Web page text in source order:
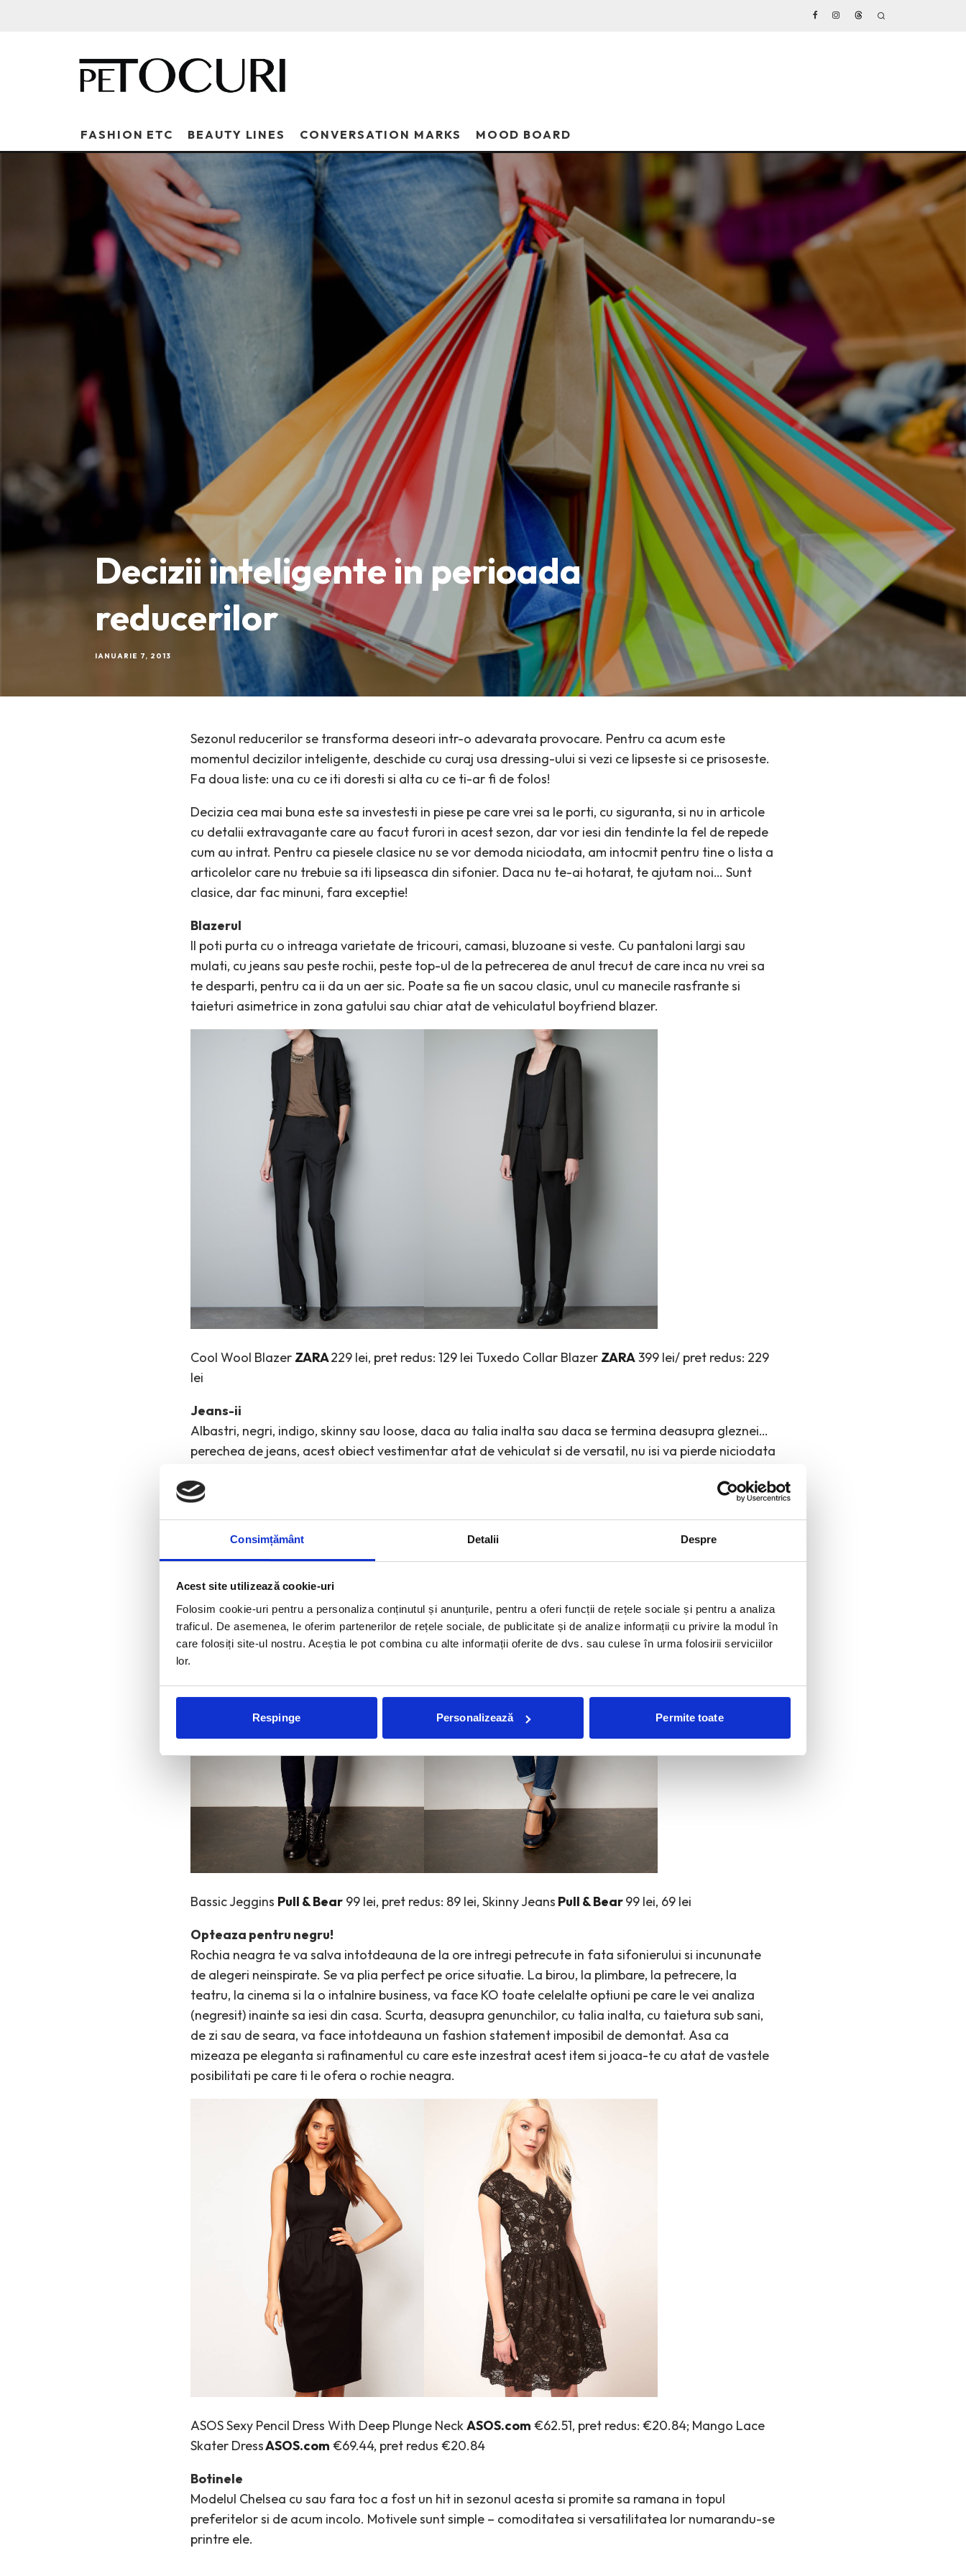
Consimțământ Detalii Despre
Acest site utilizează cookie-uri
Folosim cookie-uri pentru a personaliza conținutul și anunțurile, pentru a oferi funcții de rețele sociale și pentru a analiza
traficul. De asemenea, le oferim partenerilor de rețele sociale, de publicitate și de analize informații cu privire la modul în
care folosiți site-ul nostru. Aceștia le pot combina cu alte informații oferite de dvs. sau culese în urma folosirii serviciilor
lor.
Respinge Personalizează Permite toate
FASHION ETC BEAUTY LINES CONVERSATION MARKS MOOD BOARD
Decizii inteligente in perioada
reducerilor
IANUARIE 7, 2013
Sezonul reducerilor se transforma deseori intr-o adevarata provocare. Pentru ca acum este
momentul decizilor inteligente, deschide cu curaj usa dressing-ului si vezi ce lipseste si ce prisoseste.
Fa doua liste: una cu ce iti doresti si alta cu ce ti-ar fi de folos!
Decizia cea mai buna este sa investesti in piese pe care vrei sa le porti, cu siguranta, si nu in articole
cu detalii extravagante care au facut furori in acest sezon, dar vor iesi din tendinte la fel de repede
cum au intrat. Pentru ca piesele clasice nu se vor demoda niciodata, am intocmit pentru tine o lista a
articolelor care nu trebuie sa iti lipseasca din sifonier. Daca nu te-ai hotarat, te ajutam noi… Sunt
clasice, dar fac minuni, fara exceptie!
Blazerul
Il poti purta cu o intreaga varietate de tricouri, camasi, bluzoane si veste. Cu pantaloni largi sau
mulati, cu jeans sau peste rochii, peste top-ul de la petrecerea de anul trecut de care inca nu vrei sa
te desparti, pentru ca ii da un aer sic. Poate sa fie un sacou clasic, unul cu manecile rasfrante si
taieturi asimetrice in zona gatului sau chiar atat de vehiculatul boyfriend blazer.
Cool Wool Blazer ZARA229 lei, pret redus: 129 lei Tuxedo Collar Blazer ZARA399 lei/ pret redus: 229
lei
Jeans-ii
Albastri, negri, indigo, skinny sau loose, daca au talia inalta sau daca se termina deasupra gleznei…
perechea de jeans, acest obiect vestimentar atat de vehiculat si de versatil, nu isi va pierde niciodata
Relatia atat de armonioasa a celorlalte haine din dressing-ul tau cu jeans-ii persista in pofida
o vesta sofisticata, un blazer masculin, o pereche de tenisi sau una de sandale cu toc, totul va
Bassic Jeggins Pull & Bear99 lei, pret redus: 89 lei, Skinny Jeans Pull & Bear99 lei, 69 lei
Opteaza pentru negru!
Rochia neagra te va salva intotdeauna de la ore intregi petrecute in fata sifonierului si incununate
de alegeri neinspirate. Se va plia perfect pe orice situatie. La birou, la plimbare, la petrecere, la
teatru, la cinema si la o intalnire business, va face KO toate celelalte optiuni pe care le vei analiza
(negresit) inainte sa iesi din casa. Scurta, deasupra genunchilor, cu talia inalta, cu taietura sub sani,
de zi sau de seara, va face intotdeauna un fashion statement imposibil de demontat. Asa ca
mizeaza pe eleganta si rafinamentul cu care este inzestrat acest item si joaca-te cu atat de vastele
posibilitati pe care ti le ofera o rochie neagra.
ASOS Sexy Pencil Dress With Deep Plunge NeckASOS.com €62.51, pret redus: €20.84; Mango Lace
Skater DressASOS.com €69.44, pret redus €20.84
Botinele
Modelul Chelsea cu sau fara toc a fost un hit in sezonul acesta si promite sa ramana in topul
preferitelor si de acum incolo. Motivele sunt simple – comoditatea si versatilitatea lor numarandu-se
printre ele.